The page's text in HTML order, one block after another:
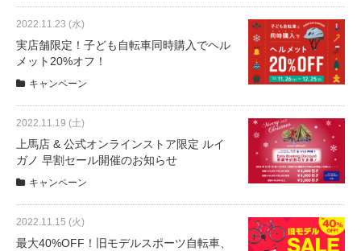
コンテンツ
イベント
特集
2022.11.23 (水)
実店舗限定！子ども自転車同時購入でヘル
メット20%オフ！
キャンペーン
2022.11.19 (土)
上馬店 & 公式オンラインストア限定 ルイ
ガノ 早割セール開催のお知らせ
キャンペーン
2022.11.15 (火)
最大40%OFF！旧モデルスポーツ自転車、